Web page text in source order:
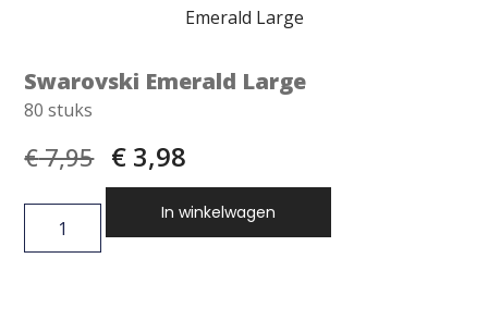
Emerald Large
Swarovski Emerald Large
80 stuks
€7,95 € 3,98
In winkelwagen